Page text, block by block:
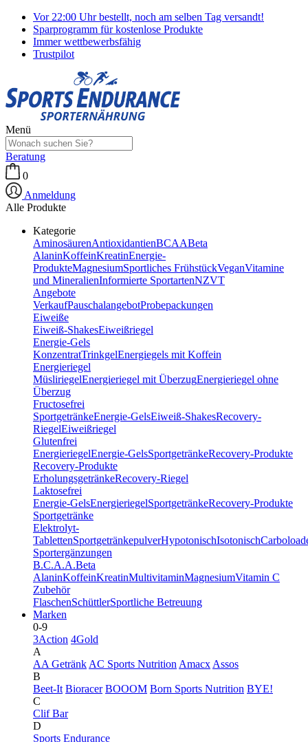
Vor 22:00 Uhr bestellt, noch am selben Tag versandt!
Sparprogramm für kostenlose Produkte
Immer wettbewerbsfähig
Trustpilot
Menü
Beratung
0
Anmeldung
Alle Produkte
Kategorie
AminosäurenAntioxidantienBCAABeta
AlaninKoffeinKreatinEnergie-
ProdukteMagnesiumSportliches FrühstückVeganVitamine
und MineralienInformierte SportartenNZVT
Angebote
VerkaufPauschalangebotProbepackungen
Eiweiße
Eiweiß-ShakesEiweißriegel
Energie-Gels
KonzentratTrinkgelEnergiegels mit Koffein
Energieriegel
MüsliriegelEnergieriegel mit ÜberzugEnergieriegel ohne
Überzug
Fructosefrei
SportgetränkeEnergie-GelsEiweiß-ShakesRecovery-
RiegelEiweißriegel
Glutenfrei
EnergieriegelEnergie-GelsSportgetränkeRecovery-Produkte
Recovery-Produkte
ErholungsgetränkeRecovery-Riegel
Laktosefrei
Energie-GelsEnergieriegelSportgetränkeRecovery-Produkte
Sportgetränke
Elektrolyt-
TablettenSportgetränkepulverHypotonischIsotonisch
Sportergänzungen
B.C.A.A.Beta
AlaninKoffeinKreatinMultivitaminMagnesiumVitamin C
Zubehör
FlaschenSchüttlerSportliche Betreuung
Marken
0-9
3Action 4Gold
A
AA Getränk AC Sports Nutrition Amacx Assos
B
Beet-It Bioracer BOOOM Born Sports Nutrition BYE!
C
Clif Bar
D
Sports Endurance